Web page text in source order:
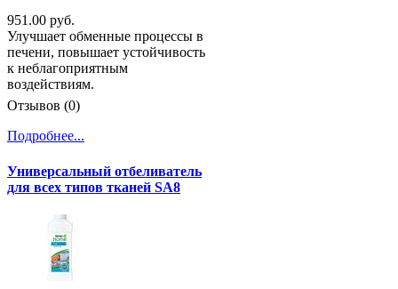
951.00 руб.
Улучшает обменные процессы в
печени, повышает устойчивость
к неблагоприятным
воздействиям.
Отзывов (0)
Подробнее...
Универсальный отбеливатель
для всех типов тканей SA8